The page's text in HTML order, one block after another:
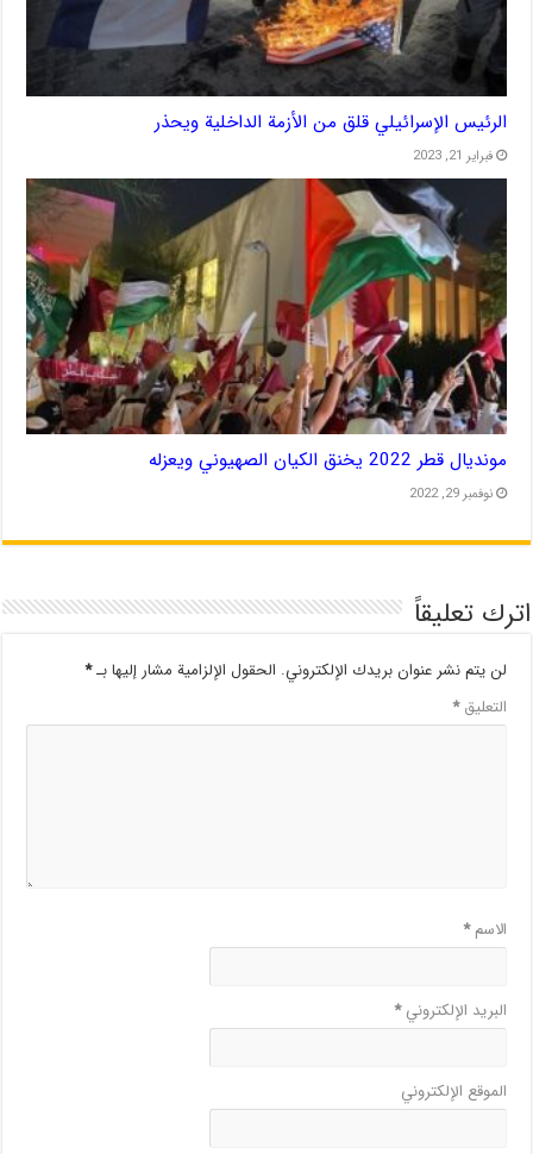
الرئيس الإسرائيلي قلق من الأزمة الداخلية ويحذر
فبراير 21, 2023
مونديال قطر 2022 يخنق الكيان الصهيوني ويعزله
نوفمبر 29, 2022
اترك تعليقاً
لن يتم نشر عنوان بريدك الإلكتروني. الحقول الإلزامية مشار إليها بـ*
التعليق*
الاسم*
البريد الإلكتروني*
الموقع الإلكتروني